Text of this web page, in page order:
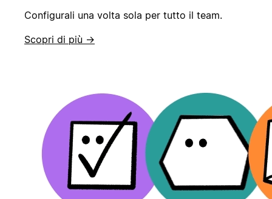
Configurali una volta sola per tutto il team.
Scopri di più →